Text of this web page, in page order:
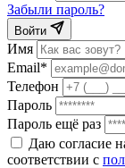
Забыли пароль?
Войти
Имя
Email*
Телефон
Пароль
Пароль ещё раз
Даю согласие
соответствии с